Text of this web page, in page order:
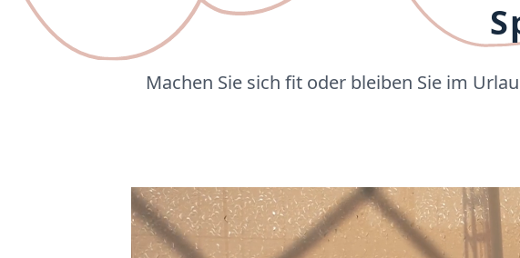
Machen Sie sich fit oder bleiben Sie im